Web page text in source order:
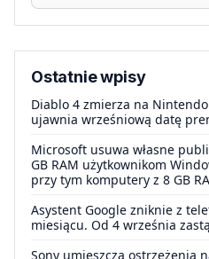
Ostatnie wpisy
Diablo 4 zmierza na
ujawnia wrześniową datę
Microsoft usuwa własne
GB RAM użytkownikom
przy tym komputery z 8 GB
Asystent Google zniknie z
miesiącu. Od 4 września
Sony umieszcza ostrzeżenia